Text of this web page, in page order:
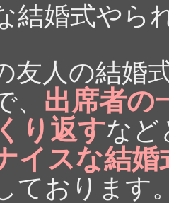
結婚式やら
友人の結婚
、 出席者の
り返すなど
イスな結婚
ております